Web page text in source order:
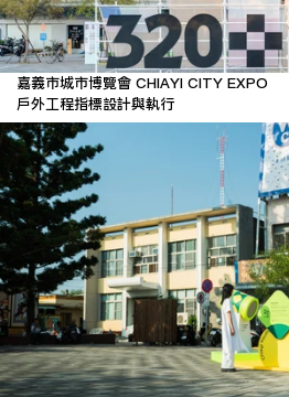
嘉義市城市博覽會 CHIAYI CITY EXPO
戶外工程指標設計與執行